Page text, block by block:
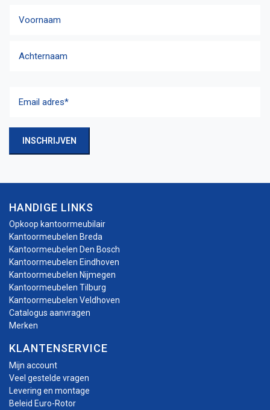
adres(Vereist)
INSCHRIJVEN
HANDIGE LINKS
Opkoop kantoormeubilair
Kantoormeubelen Breda
Kantoormeubelen Den Bosch
Kantoormeubelen Eindhoven
Kantoormeubelen Nijmegen
Kantoormeubelen Tilburg
Kantoormeubelen Veldhoven
Catalogus aanvragen
Merken
KLANTENSERVICE
Mijn account
Veel gestelde vragen
Levering en montage
Beleid Euro-Rotor